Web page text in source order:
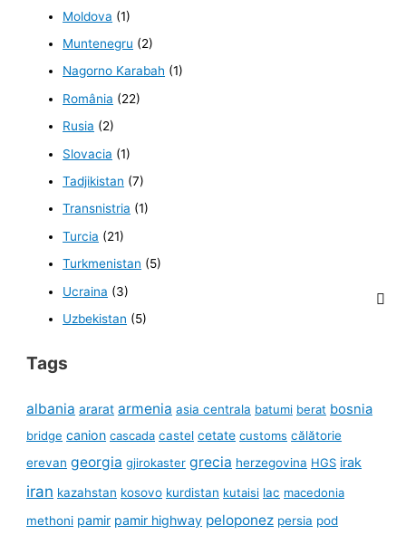
Moldova (1)
Muntenegru (2)
Nagorno Karabah (1)
România (22)
Rusia (2)
Slovacia (1)
Tadjikistan (7)
Transnistria (1)
Turcia (21)
Turkmenistan (5)
Ucraina (3)
Uzbekistan (5)
Tags
albania ararat armenia asia centrala batumi berat bosnia
bridge canion cascada castel cetate customs călătorie
erevan georgia gjirokaster grecia herzegovina HGS irak
iran kazahstan kosovo kurdistan kutaisi lac macedonia
methoni pamir pamir highway peloponez persia pod